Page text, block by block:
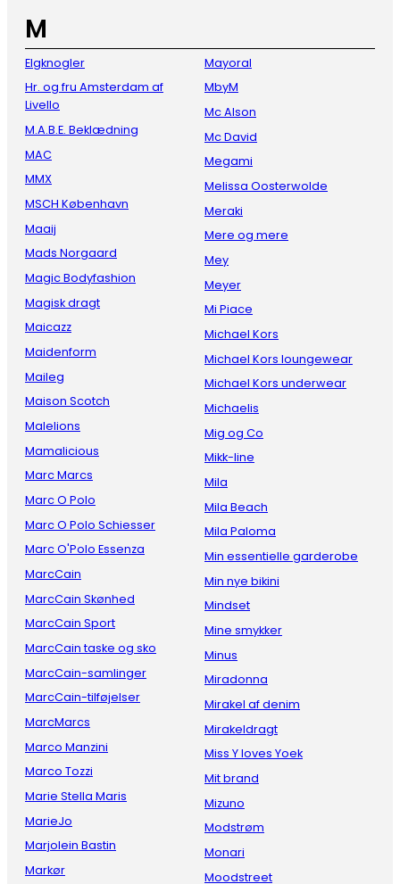
M
Elgknogler
Hr. og fru Amsterdam af
Livello
M.A.B.E. Beklædning
MAC
MMX
MSCH København
Maaij
Mads Norgaard
Magic Bodyfashion
Magisk dragt
Maicazz
Maidenform
Maileg
Maison Scotch
Malelions
Mamalicious
Marc Marcs
Marc O Polo
Marc O Polo Schiesser
Marc O'Polo Essenza
MarcCain
MarcCain Skønhed
MarcCain Sport
MarcCain taske og sko
MarcCain-samlinger
MarcCain-tilføjelser
MarcMarcs
Marco Manzini
Marco Tozzi
Marie Stella Maris
MarieJo
Marjolein Bastin
Markør
Mayoral
MbyM
Mc Alson
Mc David
Megami
Melissa Oosterwolde
Meraki
Mere og mere
Mey
Meyer
Mi Piace
Michael Kors
Michael Kors loungewear
Michael Kors underwear
Michaelis
Mig og Co
Mikk-line
Mila
Mila Beach
Mila Paloma
Min essentielle garderobe
Min nye bikini
Mindset
Mine smykker
Minus
Miradonna
Mirakel af denim
Mirakeldragt
Miss Y loves Yoek
Mit brand
Mizuno
Modstrøm
Monari
Moodstreet